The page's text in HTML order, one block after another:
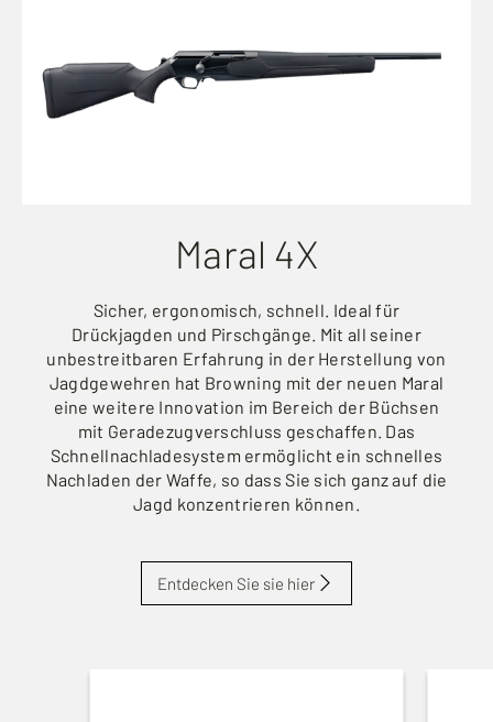
Maral 4X
Sicher, ergonomisch, schnell. Ideal für
Drückjagden und Pirschgänge. Mit all seiner
unbestreitbaren Erfahrung in der Herstellung von
Jagdgewehren hat Browning mit der neuen Maral
eine weitere Innovation im Bereich der Büchsen
mit Geradezugverschluss geschaffen. Das
Schnellnachladesystem ermöglicht ein schnelles
Nachladen der Waffe, so dass Sie sich ganz auf die
Jagd konzentrieren können.
Entdecken Sie sie hier